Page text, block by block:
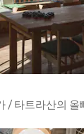
/ 타트라산의 올